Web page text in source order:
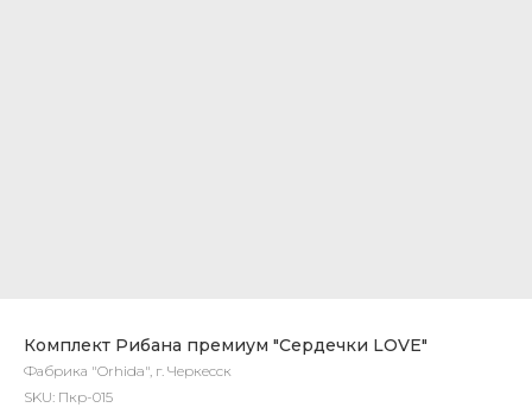
Комплект Рибана премиум "Сердечки LOVE"
Фабрика "Orhida", г. Черкесск
SKU: Пкр-015